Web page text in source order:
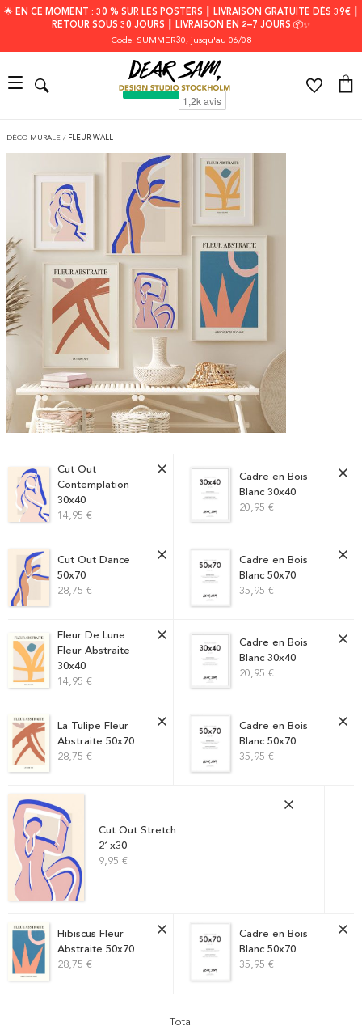
🌟 EN CE MOMENT : 30 % SUR LES POSTERS ┃ LIVRAISON GRATUITE DÈS 39€ ┃
RETOUR SOUS 30 JOURS ┃ LIVRAISON EN 2–7 JOURS 📦✨
Code: SUMMER30, jusqu'au 06/08
DÉCO MURALE / FLEUR WALL
Cadre en Bois
Blanc 30x40
20,95 €
Cut Out
Contemplation
30x40
14,95 €
Cadre en Bois
Blanc 50x70
35,95 €
Cut Out Dance
50x70
28,75 €
Cadre en Bois
Blanc 30x40
20,95 €
Fleur De Lune
Fleur Abstraite
30x40
14,95 €
Cadre en Bois
Blanc 50x70
35,95 €
La Tulipe Fleur
Abstraite 50x70
28,75 €
Cut Out Stretch
21x30
9,95 €
Cadre en Bois
Blanc 50x70
35,95 €
Hibiscus Fleur
Abstraite 50x70
28,75 €
Total